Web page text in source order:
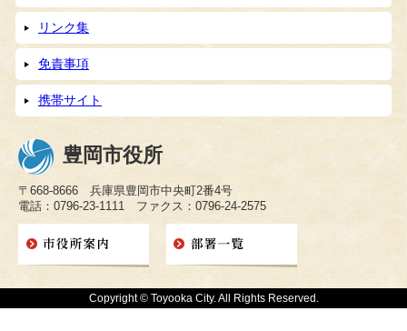
リンク集
免責事項
携帯サイト
豊岡市役所
〒668-8666 兵庫県豊岡市中央町2番4号
電話：0796-23-1111 ファクス：0796-24-2575
Copyright © Toyooka City. All Rights Reserved.